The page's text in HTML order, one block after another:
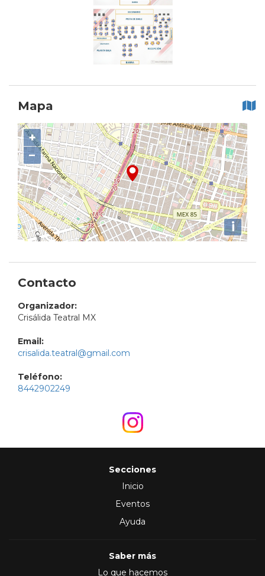
Mapa
+
−
i
Contacto
Organizador:
Crisálida Teatral MX
Email:
crisalida.teatral@gmail.com
Teléfono:
8442902249
Secciones
Inicio
Eventos
Ayuda
Saber más
Lo que hacemos